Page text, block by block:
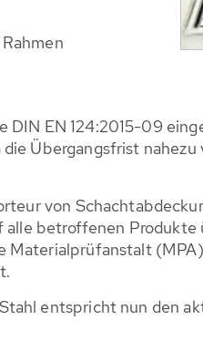
DIN EN 124:2015-09
Übergangsfrist
von
betroffenen Produkte
entspricht nun den